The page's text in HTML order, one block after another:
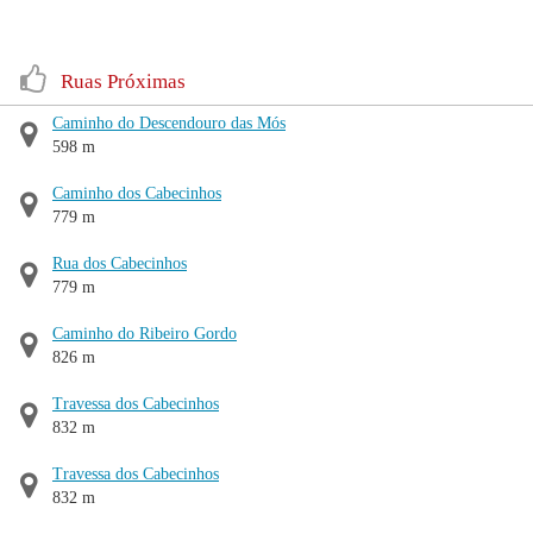
Ruas Próximas
Caminho do Descendouro das Mós
598 m
Caminho dos Cabecinhos
779 m
Rua dos Cabecinhos
779 m
Caminho do Ribeiro Gordo
826 m
Travessa dos Cabecinhos
832 m
Travessa dos Cabecinhos
832 m